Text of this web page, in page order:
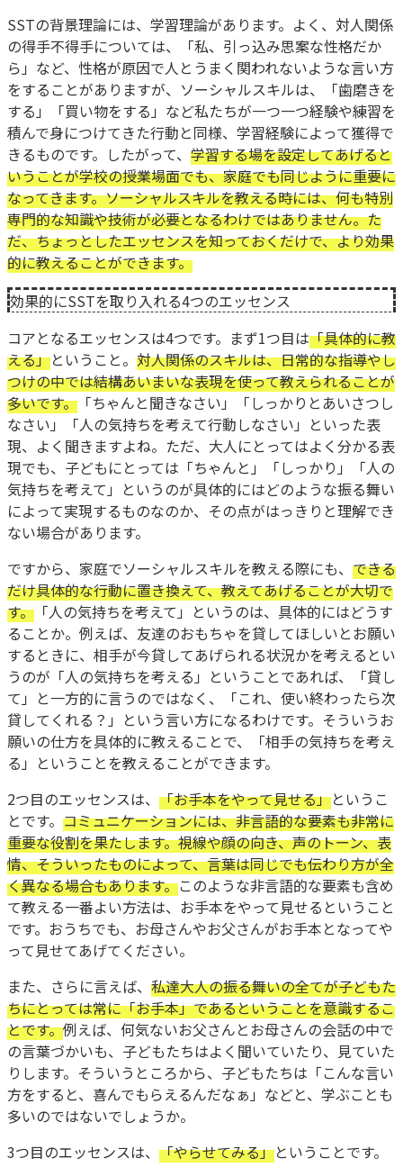
SSTの背景理論には、学習理論があります。よく、対人関係
の得手不得手については、「私、引っ込み思案な性格だか
ら」など、性格が原因で人とうまく関われないような言い方
をすることがありますが、ソーシャルスキルは、「歯磨きを
する」「買い物をする」など私たちが一つ一つ経験や練習を
積んで身につけてきた行動と同様、学習経験によって獲得で
きるものです。したがって、 学習する場を設定してあげると
いうことが学校の授業場面でも、家庭でも同じように重要に
なってきます。ソーシャルスキルを教える時には、何も特別
専門的な知識や技術が必要となるわけではありません。た
だ、ちょっとしたエッセンスを知っておくだけで、より効果
的に教えることができます。
効果的にSSTを取り入れる4つのエッセンス
コアとなるエッセンスは4つです。まず1つ目は「具体的に教
える」ということ。 対人関係のスキルは、日常的な指導やし
つけの中では結構あいまいな表現を使って教えられることが
多いです。 「ちゃんと聞きなさい」「しっかりとあいさつし
なさい」「人の気持ちを考えて行動しなさい」といった表
現、よく聞きますよね。ただ、大人にとってはよく分かる表
現でも、子どもにとっては「ちゃんと」「しっかり」「人の
気持ちを考えて」というのが具体的にはどのような振る舞い
によって実現するものなのか、その点がはっきりと理解でき
ない場合があります。
ですから、家庭でソーシャルスキルを教える際にも、 できる
だけ具体的な行動に置き換えて、教えてあげることが大切で
す。 「人の気持ちを考えて」というのは、具体的にはどうす
ることか。例えば、友達のおもちゃを貸してほしいとお願い
するときに、相手が今貸してあげられる状況かを考えるとい
うのが「人の気持ちを考える」ということであれば、「貸し
て」と一方的に言うのではなく、「これ、使い終わったら次
貸してくれる？」という言い方になるわけです。そういうお
願いの仕方を具体的に教えることで、「相手の気持ちを考え
る」ということを教えることができます。
2つ目のエッセンスは、 「お手本をやって見せる」というこ
とです。 コミュニケーションには、非言語的な要素も非常に
重要な役割を果たします。視線や顔の向き、声のトーン、表
情、そういったものによって、言葉は同じでも伝わり方が全
く異なる場合もあります。このような非言語的な要素も含め
て教える一番よい方法は、お手本をやって見せるということ
です。おうちでも、お母さんやお父さんがお手本となってや
って見せてあげてください。
また、さらに言えば、 私達大人の振る舞いの全てが子どもた
ちにとっては常に「お手本」であるということを意識するこ
とです。例えば、何気ないお父さんとお母さんの会話の中で
の言葉づかいも、子どもたちはよく聞いていたり、見ていた
りします。そういうところから、子どもたちは「こんな言い
方をすると、喜んでもらえるんだなぁ」などと、学ぶことも
多いのではないでしょうか。
3つ目のエッセンスは、 「やらせてみる」ということです。